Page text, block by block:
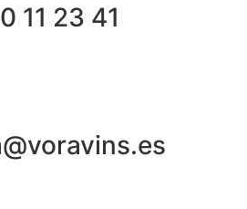
11 23 41